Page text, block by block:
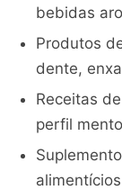
bebidas
Produtos
dente,
Receitas
perfil